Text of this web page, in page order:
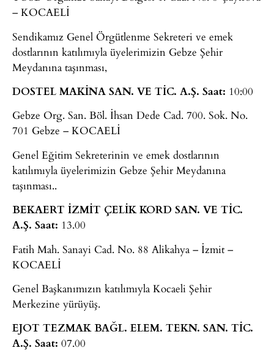
– KOCAELİ
Sendikamız Genel Örgütlenme Sekreteri ve emek
dostlarının katılımıyla üyelerimizin Gebze Şehir
Meydanına taşınması,
DOSTEL MAKİNA SAN. VE TİC. A.Ş. Saat: 10:00
Gebze Org. San. Böl. İhsan Dede Cad. 700. Sok. No.
701 Gebze – KOCAELİ
Genel Eğitim Sekreterinin ve emek dostlarının
katılımıyla üyelerimizin Gebze Şehir Meydanına
taşınması..
BEKAERT İZMİT ÇELİK KORD SAN. VE TİC.
A.Ş. Saat: 13.00
Fatih Mah. Sanayi Cad. No. 88 Alikahya – İzmit –
KOCAELİ
Genel Başkanımızın katılımıyla Kocaeli Şehir
Merkezine yürüyüş.
EJOT TEZMAK BAĞL. ELEM. TEKN. SAN. TİC.
A.Ş. Saat: 07.00